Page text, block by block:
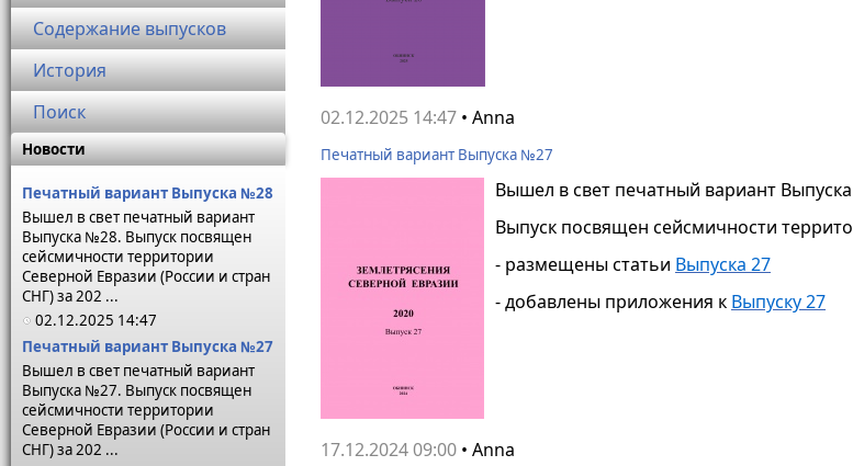
02.12.2025 14:47 • Anna
Печатный вариант Выпуска №27
Вышел в свет печатный вариант
Выпуск посвящен сейсмичности
- размещены статьи Выпуска 27
- добавлены приложения к Выпуску 27
17.12.2024 09:00 • Anna
Содержание выпусков
История
Поиск
Новости
Печатный вариант Выпуска №28
Вышел в свет печатный вариант
Выпуска №28. Выпуск посвящен
сейсмичности территории
Северной Евразии (России и стран
СНГ) за 202 ...
02.12.2025 14:47
Печатный вариант Выпуска №27
Вышел в свет печатный вариант
Выпуска №27. Выпуск посвящен
сейсмичности территории
Северной Евразии (России и стран
СНГ) за 202 ...